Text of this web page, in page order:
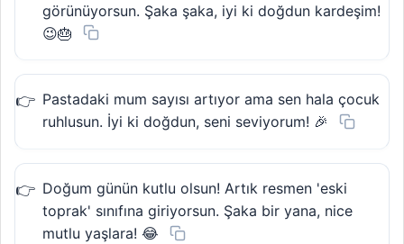
görünüyorsun. Şaka şaka, iyi ki doğdun kardeşim!
😉🎂
Pastadaki mum sayısı artıyor ama sen hala çocuk
ruhlusun. İyi ki doğdun, seni seviyorum! 🎉
Doğum günün kutlu olsun! Artık resmen 'eski
toprak' sınıfına giriyorsun. Şaka bir yana, nice
mutlu yaşlara! 😂